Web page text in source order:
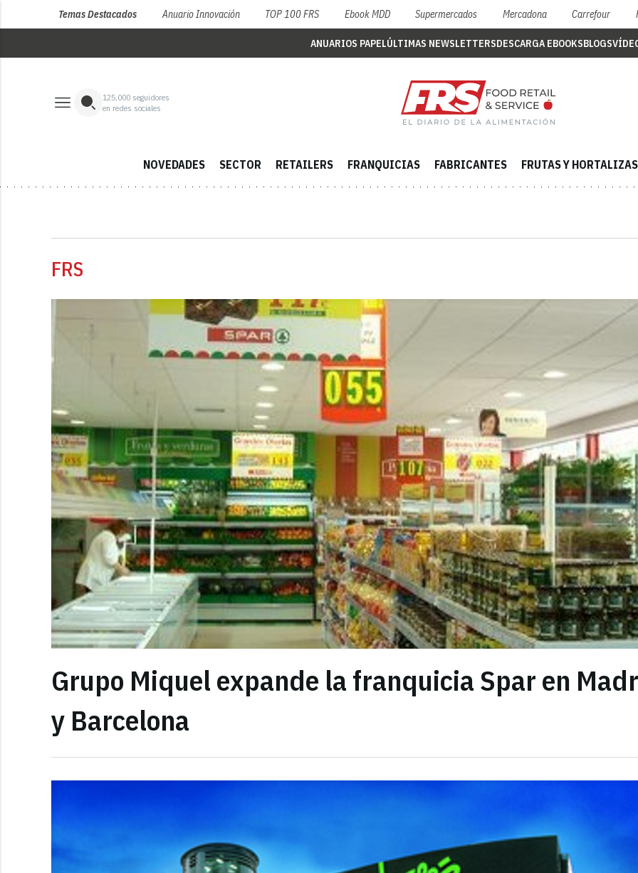
Temas Destacados Anuario Innovación TOP 100 FRS Ebook MDD Supermercados Mercadona Carrefour
ANUARIOS PAPELÚLTIMAS NEWSLETTERSDESCARGA EBOOKSBLOGS
125,000 seguidores
en redes sociales
NOVEDADES SECTOR RETAILERS FRANQUICIAS FABRICANTES FRUTAS Y HORTALIZAS
FRS
Grupo Miquel expande la franquicia Spar en
y Barcelona